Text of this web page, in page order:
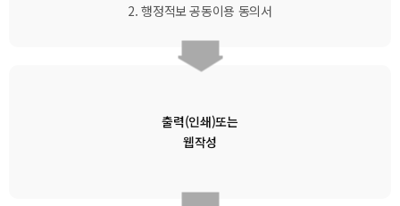
2. 행정적보 공동이용 동의서
출력(인쇄)또는
웹작성